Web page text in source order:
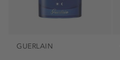
GUERLAIN